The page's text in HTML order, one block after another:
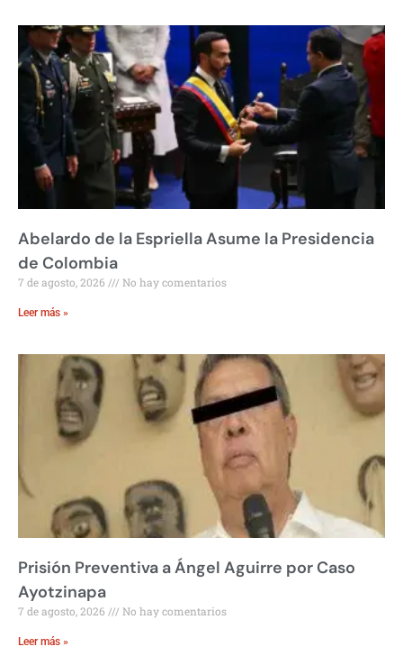
Abelardo de la Espriella Asume la Presidencia
de Colombia
7 de agosto, 2026 No hay comentarios
Leer más »
Prisión Preventiva a Ángel Aguirre por Caso
Ayotzinapa
7 de agosto, 2026 No hay comentarios
Leer más »